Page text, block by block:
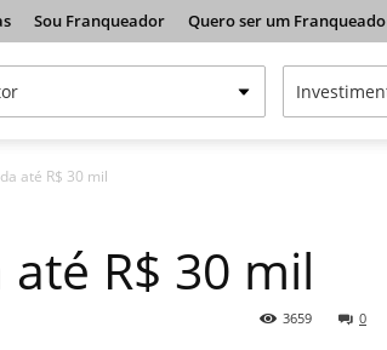
Sou Franqueador Quero ser um Franqueado
até R$ 30 mil
R$ 30 mil
0
3659